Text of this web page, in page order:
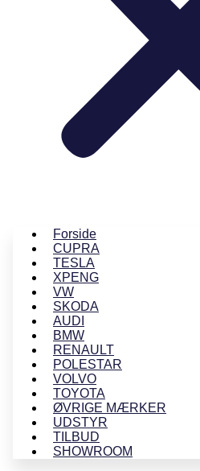
Forside
CUPRA
TESLA
XPENG
VW
SKODA
AUDI
BMW
RENAULT
POLESTAR
VOLVO
TOYOTA
ØVRIGE MÆRKER
UDSTYR
TILBUD
SHOWROOM